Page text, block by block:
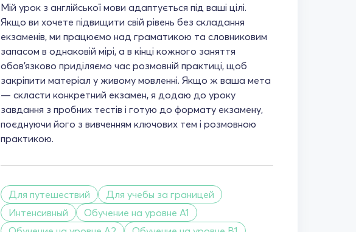
Мій урок з англійської мови адаптується під ваші цілі.
Якщо ви хочете підвищити свій рівень без складання
екзаменів, ми працюємо над граматикою та словниковим
запасом в однаковій мірі, а в кінці кожного заняття
обов’язково приділяємо час розмовній практиці, щоб
закріпити матеріал у живому мовленні. Якщо ж ваша мета
— скласти конкретний екзамен, я додаю до уроку
завдання з пробних тестів і готую до формату екзамену,
поєднуючи його з вивченням ключових тем і розмовною
практикою.
Для путешествий
Для учебы за границей
Интенсивный
Обучение на уровне A1